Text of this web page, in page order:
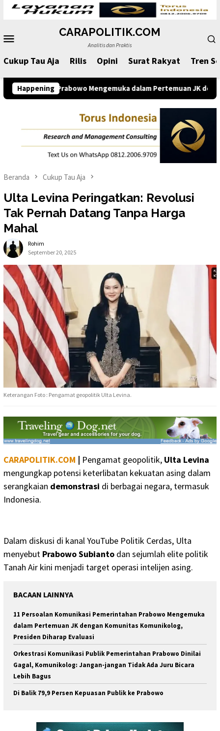
Loncat
konten
CARAPOLITIK.COM
Analitis dan Praktis
Cukup Tau Aja Rilis Opini Surat Rakyat Tren
Happening
Mengemuka dalam Pertemuan JK dengan Komunitas
Beranda Cukup Tau Aja
Ulta Levina Peringatkan: Revolusi
Tak Pernah Datang Tanpa Harga
Mahal
Rohim
September 20, 2025
Keterangan Foto : Pengamat geopolitik Ulta Levina.
CARAPOLITIK.COM | Pengamat geopolitik, Ulta Levina
mengungkap potensi keterlibatan kekuatan asing dalam
serangkaian demonstrasi di berbagai negara, termasuk
Indonesia.
Dalam diskusi di kanal YouTube Politik Cerdas, Ulta
menyebut Prabowo Subianto dan sejumlah elite politik
Tanah Air kini menjadi target operasi intelijen asing.
BACAAN LAINNYA
11 Persoalan Komunikasi Pemerintahan Prabowo Mengemuka
dalam Pertemuan JK dengan Komunitas Komunikolog,
Presiden Diharap Evaluasi
Orkestrasi Komunikasi Publik Pemerintahan Prabowo Dinilai
Gagal, Komunikolog: Jangan-jangan Tidak Ada Juru Bicara
Lebih Bagus
Di Balik 79,9 Persen Kepuasan Publik ke Prabowo